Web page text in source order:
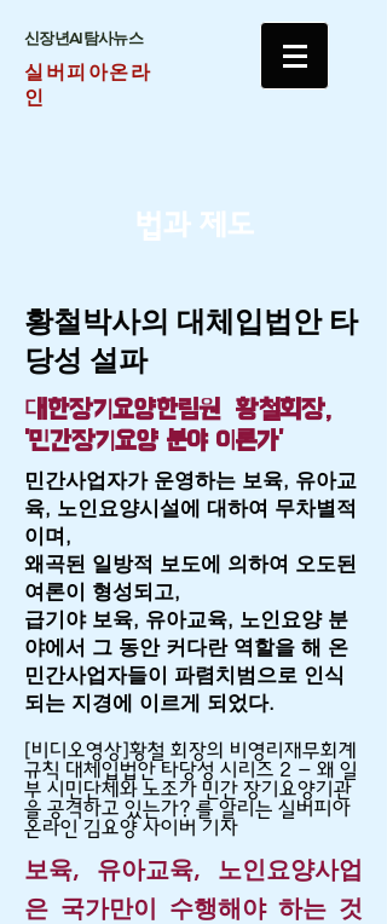
​신장년AI탐사뉴스
실버피아온라
인
법과 제도
​황철박사의 대체입법안 타
당성 설파
대한장기요양한림원 황철회장,
'민간장기요양 분야 이론가'
민간사업자가 운영하는 보육, 유아교
육, 노인요양시설에 대하여 무차별적
이며,
왜곡된 일방적 보도에 의하여 오도된
여론이 형성되고,
급기야 보육, 유아교육, 노인요양 분
야에서 그 동안 커다란 역할을 해 온
민간사업자들이 파렴치범으로 인식
되는 지경에 이르게 되었다.
[비디오영상]황철 회장의 비영리재무회계
규칙 대체입법안 타당성 시리즈 2 - 왜 일
부 시민단체와 노조가 민간 장기요양기관
을 공격하고 있는가? 를 알리는 실버피아
온라인 김요양 사이버 기자
보육, 유아교육, 노인요양사업
은 국가만이 수행해야 하는 것